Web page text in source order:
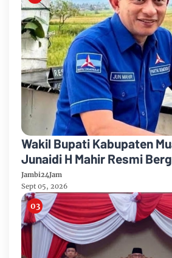
Wakil Bupati Kabupaten
Junaidi H Mahir Resmi
Partai Demikrat
Jambi24Jam
Sept 05, 2026